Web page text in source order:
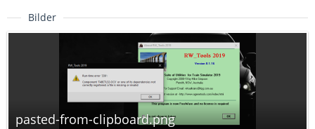
Bilder
pasted-from-clipboard.png